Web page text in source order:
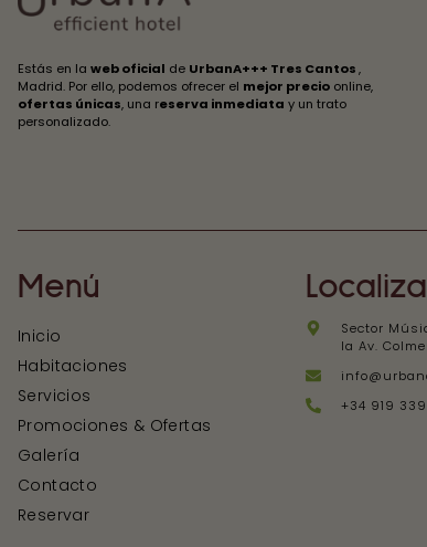
Estás en la web oficial de UrbanA+++ Tres Cantos,
Madrid. Por ello, podemos ofrecer el mejor precio online,
ofertas únicas, una reserva inmediata y un trato
personalizado.
Menú
Inicio
Habitaciones
Servicios
Promociones & Ofertas
Galería
Contacto
Reservar
Sector
la Av.
+34 919